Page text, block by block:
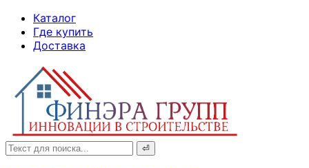
Skip
Content
Каталог
Где купить
Доставка
Search
for: